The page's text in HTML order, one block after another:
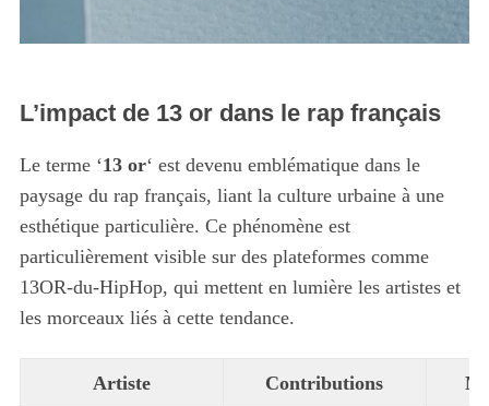
L’impact de 13 or dans le rap français
Le terme ‘13 or‘ est devenu emblématique dans le
paysage du rap français, liant la culture urbaine à une
esthétique particulière. Ce phénomène est
particulièrement visible sur des plateformes comme
13OR-du-HipHop, qui mettent en lumière les artistes et
les morceaux liés à cette tendance.
Artiste Contributions